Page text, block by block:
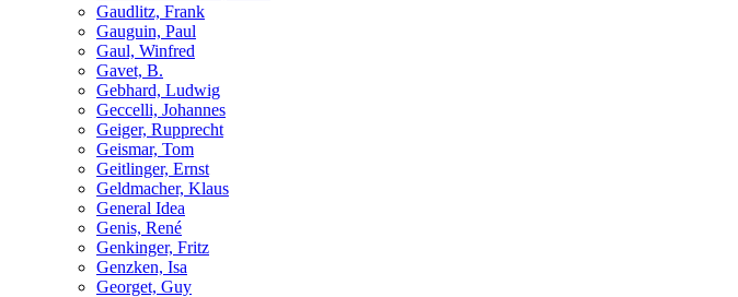
Gaudlitz, Frank
Gauguin, Paul
Gaul, Winfred
Gavet, B.
Gebhard, Ludwig
Geccelli, Johannes
Geiger, Rupprecht
Geismar, Tom
Geitlinger, Ernst
Geldmacher, Klaus
General Idea
Genis, René
Genkinger, Fritz
Genzken, Isa
Georget, Guy